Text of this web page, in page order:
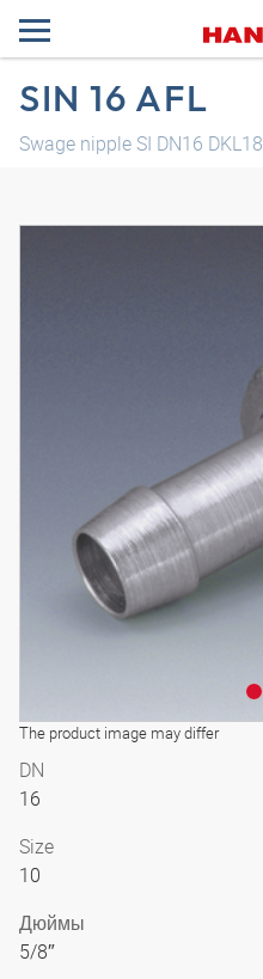
SIN 16 AFL
Swage nipple SI DN16 DKL18
The product image may differ
DN
16
Size
10
Дюймы
5/8″